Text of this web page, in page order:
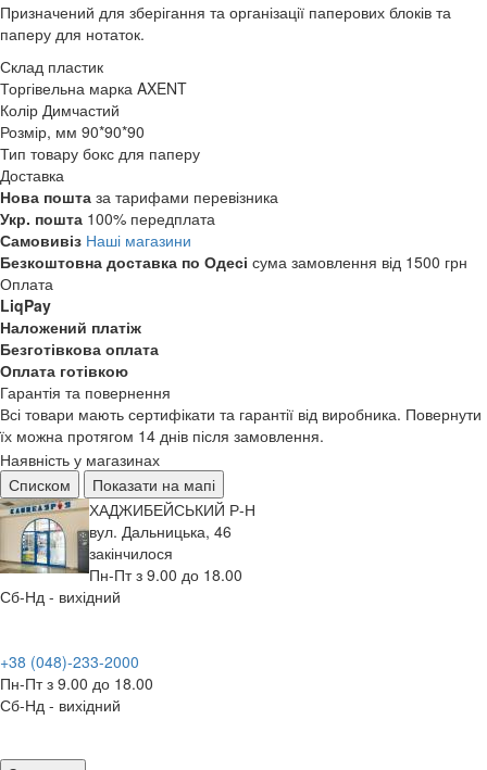
Призначений для зберігання та організації паперових блоків та
паперу для нотаток.
Склад пластик
Торгівельна марка AXENT
Колір Димчастий
Розмір, мм 90*90*90
Тип товару бокс для паперу
Доставка
Нова пошта за тарифами перевізника
Укр. пошта 100% передплата
Самовивіз Наші магазини
Безкоштовна доставка по Одесі сума замовлення від 1500 грн
Оплата
LiqPay
Наложений платіж
Безготівкова оплата
Оплата готівкою
Гарантія та повернення
Всі товари мають сертифікати та гарантії від виробника. Повернути
їх можна протягом 14 днів після замовлення.
Наявність у магазинах
Списком
Показати на мапі
ХАДЖИБЕЙСЬКИЙ Р-Н
вул. Дальницька, 46
закінчилося
Пн-Пт з 9.00 до 18.00
Сб-Нд - вихідний
+38 (048)-233-2000
Пн-Пт з 9.00 до 18.00
Сб-Нд - вихідний